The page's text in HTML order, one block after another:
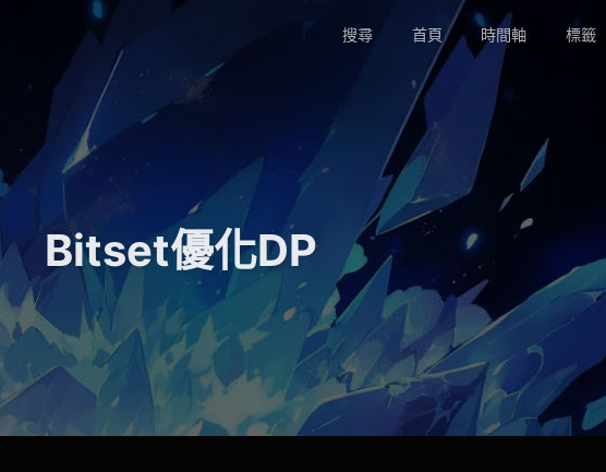
搜尋 首頁 時間軸 標籤
Bitset優化DP